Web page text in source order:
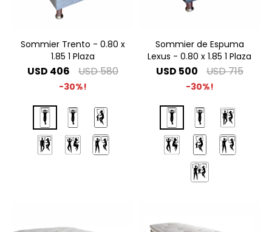
Sommier Trento - 0.80 x
1.85 1 Plaza
USD 406 USD580
30
Sommier de Espuma
Lexus - 0.80 x 1.85 1 Plaza
USD 500 USD715
30